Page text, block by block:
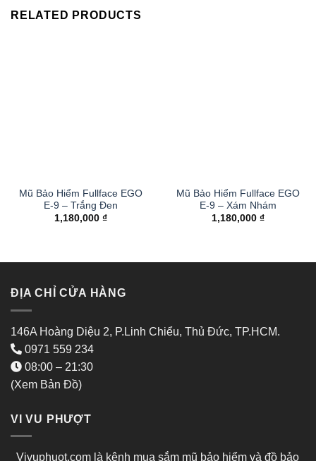
RELATED PRODUCTS
Mũ Bảo Hiểm Fullface EGO
E-9 – Trắng Đen
1,180,000 ₫
Mũ Bảo Hiểm Fullface EGO
E-9 – Xám Nhám
1,180,000 ₫
ĐỊA CHỈ CỬA HÀNG
146A Hoàng Diệu 2, P.Linh Chiểu, Thủ Đức, TP.HCM.
0971 559 234
08:00 – 21:30
(Xem Bản Đồ)
VI VU PHƯỢT
Vivuphuot.com là kênh mua sắm mũ bảo hiểm và đồ bảo